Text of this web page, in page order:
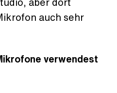
auch sehr
verwendest